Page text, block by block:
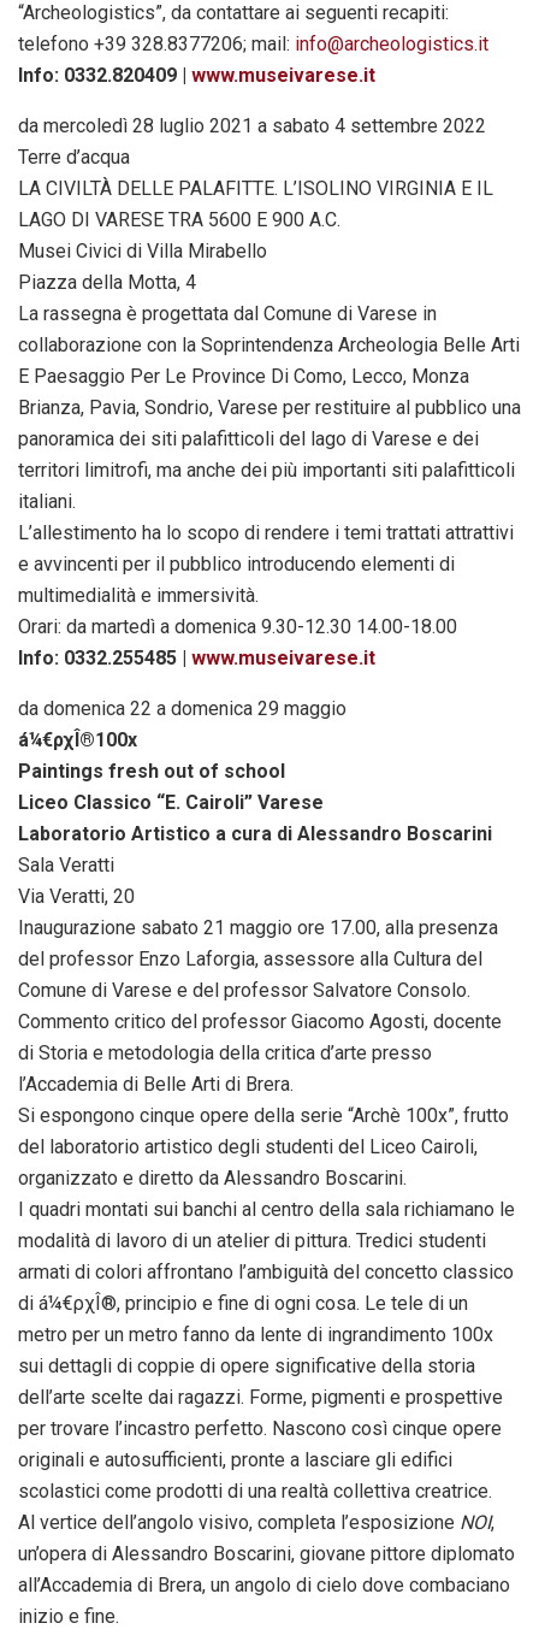
“Archeologistics”, da contattare ai seguenti recapiti:
telefono +39 328.8377206; mail: info@archeologistics.it
Info: 0332.820409 | www.museivarese.it
da mercoledì 28 luglio 2021 a sabato 4 settembre 2022
Terre d’acqua
LA CIVILTÀ DELLE PALAFITTE. L’ISOLINO VIRGINIA E IL
LAGO DI VARESE TRA 5600 E 900 A.C.
Musei Civici di Villa Mirabello
Piazza della Motta, 4
La rassegna è progettata dal Comune di Varese in
collaborazione con la Soprintendenza Archeologia Belle Arti
E Paesaggio Per Le Province Di Como, Lecco, Monza
Brianza, Pavia, Sondrio, Varese per restituire al pubblico una
panoramica dei siti palafitticoli del lago di Varese e dei
territori limitrofi, ma anche dei più importanti siti palafitticoli
italiani.
L’allestimento ha lo scopo di rendere i temi trattati attrattivi
e avvincenti per il pubblico introducendo elementi di
multimedialità e immersività.
Orari: da martedì a domenica 9.30-12.30 14.00-18.00
Info: 0332.255485 | www.museivarese.it
da domenica 22 a domenica 29 maggio
á¼€ρχÎ®100x
Paintings fresh out of school
Liceo Classico “E. Cairoli” Varese
Laboratorio Artistico a cura di Alessandro Boscarini
Sala Veratti
Via Veratti, 20
Inaugurazione sabato 21 maggio ore 17.00, alla presenza
del professor Enzo Laforgia, assessore alla Cultura del
Comune di Varese e del professor Salvatore Consolo.
Commento critico del professor Giacomo Agosti, docente
di Storia e metodologia della critica d’arte presso
l’Accademia di Belle Arti di Brera.
Si espongono cinque opere della serie “Archè 100x”, frutto
del laboratorio artistico degli studenti del Liceo Cairoli,
organizzato e diretto da Alessandro Boscarini.
I quadri montati sui banchi al centro della sala richiamano le
modalità di lavoro di un atelier di pittura. Tredici studenti
armati di colori affrontano l’ambiguità del concetto classico
di á¼€ρχÎ®, principio e fine di ogni cosa. Le tele di un
metro per un metro fanno da lente di ingrandimento 100x
sui dettagli di coppie di opere significative della storia
dell’arte scelte dai ragazzi. Forme, pigmenti e prospettive
per trovare l’incastro perfetto. Nascono così cinque opere
originali e autosufficienti, pronte a lasciare gli edifici
scolastici come prodotti di una realtà collettiva creatrice.
Al vertice dell’angolo visivo, completa l’esposizione NOI,
un’opera di Alessandro Boscarini, giovane pittore diplomato
all’Accademia di Brera, un angolo di cielo dove combaciano
inizio e fine.